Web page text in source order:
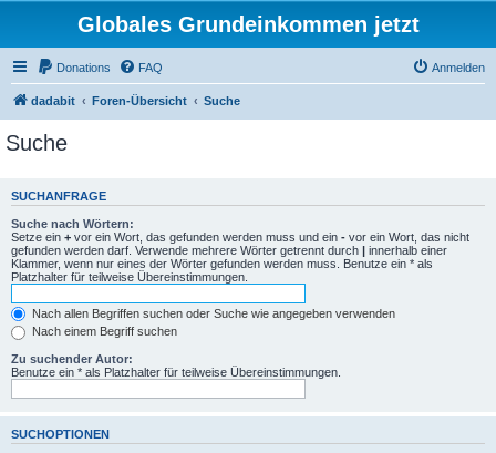
Globales Grundeinkommen jetzt
Donations FAQ Anmelden
dadabit Foren-Übersicht Suche
Suche
SUCHANFRAGE
Suche nach Wörtern:
Setze ein + vor ein Wort, das gefunden werden muss und ein - vor ein Wort, das nicht
gefunden werden darf. Verwende mehrere Wörter getrennt durch | innerhalb einer
Klammer, wenn nur eines der Wörter gefunden werden muss. Benutze ein * als
Platzhalter für teilweise Übereinstimmungen.
Nach allen Begriffen suchen oder Suche wie angegeben verwenden
Nach einem Begriff suchen
Zu suchender Autor:
Benutze ein * als Platzhalter für teilweise Übereinstimmungen.
SUCHOPTIONEN